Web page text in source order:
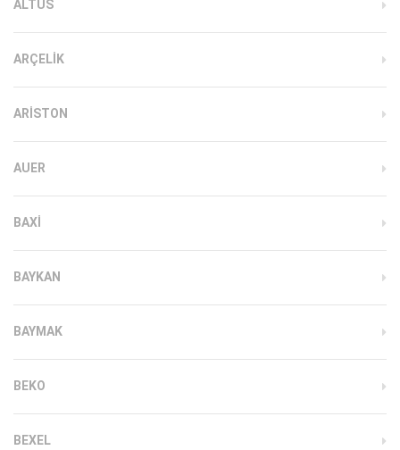
ALTUS
ARÇELIK
ARISTON
AUER
BAXI
BAYKAN
BAYMAK
BEKO
BEXEL